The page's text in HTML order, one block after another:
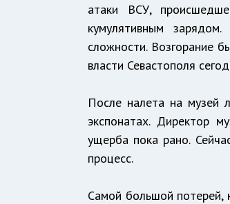
атаки ВСУ,
кумулятивным
сложности. Возгорание
власти Севастополя
После налета на музей
экспонатах. Директор
ущерба пока рано.
процесс.
Самой большой потерей,